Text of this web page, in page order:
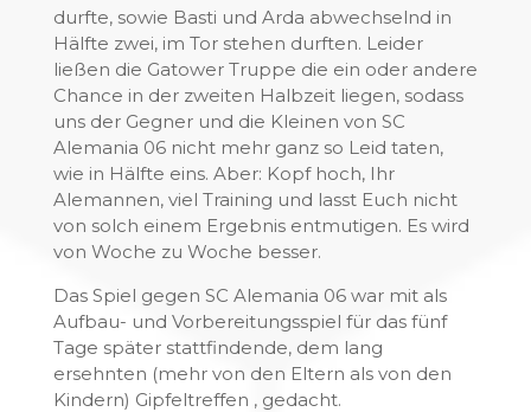
durfte, sowie Basti und Arda abwechselnd in
Hälfte zwei, im Tor stehen durften. Leider
ließen die Gatower Truppe die ein oder andere
Chance in der zweiten Halbzeit liegen, sodass
uns der Gegner und die Kleinen von SC
Alemania 06 nicht mehr ganz so Leid taten,
wie in Hälfte eins. Aber: Kopf hoch, Ihr
Alemannen, viel Training und lasst Euch nicht
von solch einem Ergebnis entmutigen. Es wird
von Woche zu Woche besser.
Das Spiel gegen SC Alemania 06 war mit als
Aufbau- und Vorbereitungsspiel für das fünf
Tage später stattfindende, dem lang
ersehnten (mehr von den Eltern als von den
Kindern) Gipfeltreffen , gedacht.